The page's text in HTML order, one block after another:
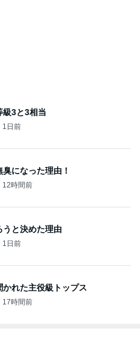
級3と3相当
1日前
になった理由！
12時間前
うと決めた理由
1日前
かれた主役級トップス
17時間前